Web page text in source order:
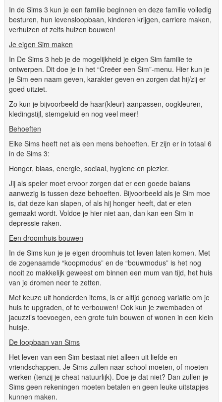
In de Sims 3 kun je een familie beginnen en deze familie volledig
besturen, hun levensloopbaan, kinderen krijgen, carriere maken,
verhuizen of zelfs huizen bouwen!
Je eigen Sim maken
In De Sims 3 heb je de mogelijkheid je eigen Sim familie te
ontwerpen. Dit doe je in het “Creëer een Sim”-menu. Hier kun je
je Sim een naam geven, karakter geven en zorgen dat hij/zij er
goed uitziet.
Zo kun je bijvoorbeeld de haar(kleur) aanpassen, oogkleuren,
kledingstijl, stemgeluid en nog veel meer!
Behoeften
Elke Sims heeft net als een mens behoeften. Er zijn er in totaal 6
in de Sims 3:
Honger, blaas, energie, sociaal, hygiene en plezier.
Jij als speler moet ervoor zorgen dat er een goede balans
aanwezig is tussen deze behoeften. Bijvoorbeeld als je Sim moe
is, dat deze kan slapen, of als hij honger heeft, dat er eten
gemaakt wordt. Voldoe je hier niet aan, dan kan een Sim in
depressie raken.
Een droomhuis bouwen
In de Sims kun je je eigen droomhuis tot leven laten komen. Met
de zogenaamde “koopmodus” en de “bouwmodus” is het nog
nooit zo makkelijk geweest om binnen een mum van tijd, het huis
van je dromen neer te zetten.
Met keuze uit honderden items, is er altijd genoeg variatie om je
huis te upgraden, of te verbouwen! Ook kun je zwembaden of
jacuzzi’s toevoegen, een grote tuin bouwen of wonen in een klein
huisje.
De loopbaan van Sims
Het leven van een Sim bestaat niet alleen uit liefde en
vriendschappen. Je Sims zullen naar school moeten, of moeten
werken (tenzij je cheat natuurlijk). Doe je dat niet? Dan zullen je
Sims geen rekeningen moeten betalen en geen leuke uitstapjes
kunnen maken.